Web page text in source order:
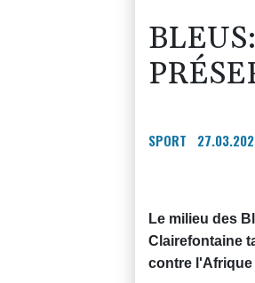
SPORT
Le milieu des
Clairefontaine
contre l'Afrique